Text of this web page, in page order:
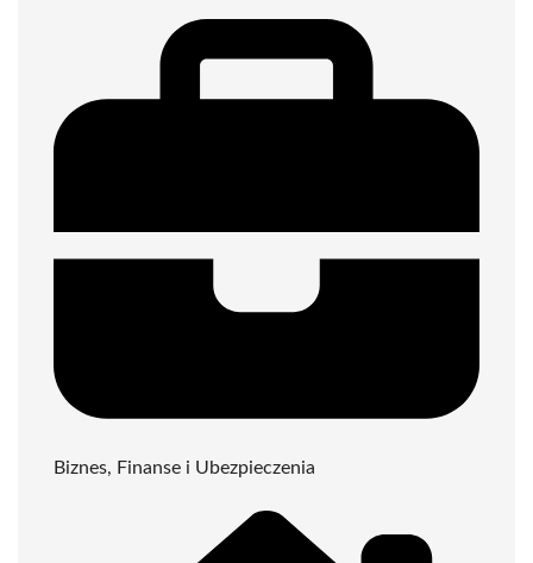
Biznes, Finanse i Ubezpieczenia